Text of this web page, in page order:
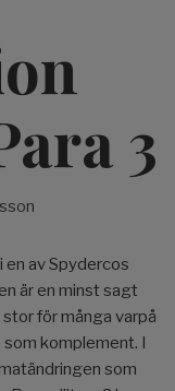
3
en av Spydercos
är en minst sagt
för många varpå
komplement. I
som